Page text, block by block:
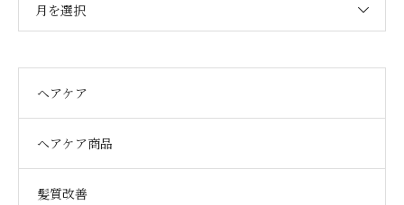
月を選択
ヘアケア
ヘアケア商品
髪質改善